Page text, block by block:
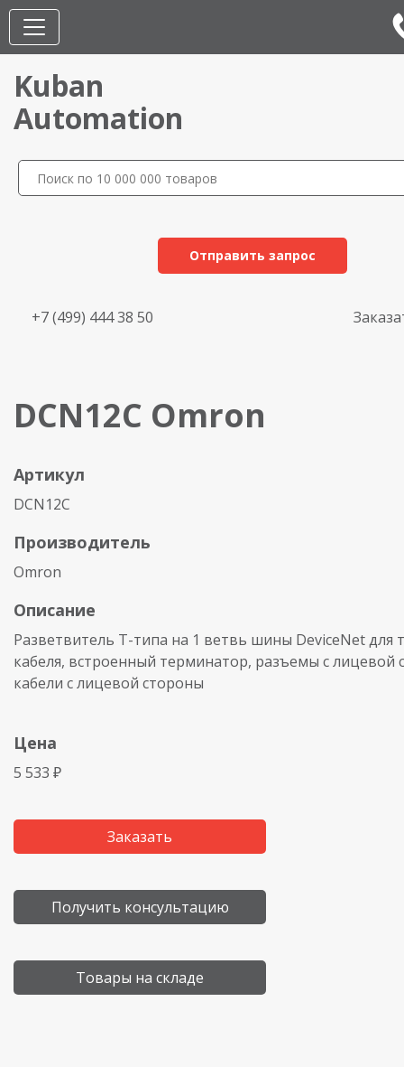
Kuban
Automation
Отправить запрос
+7 (499) 444 38 50
DCN12C Omron
Артикул
DCN12C
Производитель
Omron
Описание
Разветвитель T-типа на 1 ветвь шины DeviceNet для
кабеля, встроенный терминатор, разъемы с лицевой
кабели с лицевой стороны
Цена
5 533 ₽
Заказать
Получить консультацию
Товары на складе